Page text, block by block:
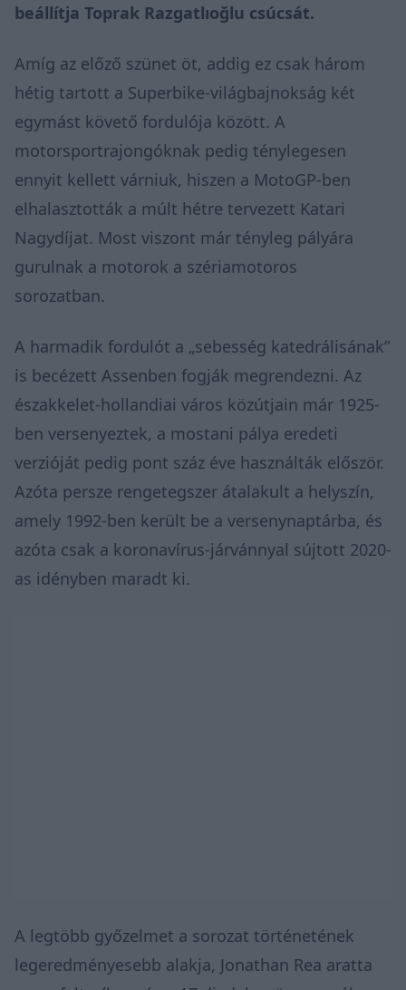
beállítja Toprak Razgatlıoğlu csúcsát.
Amíg az előző szünet öt, addig ez csak három
hétig tartott a Superbike-világbajnokság két
egymást követő fordulója között. A
motorsportrajongóknak pedig ténylegesen
ennyit kellett várniuk, hiszen a MotoGP-ben
elhalasztották a múlt hétre tervezett Katari
Nagydíjat. Most viszont már tényleg pályára
gurulnak a motorok a szériamotoros
sorozatban.
A harmadik fordulót a „sebesség katedrálisának”
is becézett Assenben fogják megrendezni. Az
északkelet-hollandiai város közútjain már 1925-
ben versenyeztek, a mostani pálya eredeti
verzióját pedig pont száz éve használták először.
Azóta persze rengetegszer átalakult a helyszín,
amely 1992-ben került be a versenynaptárba, és
azóta csak a koronavírus-járvánnyal sújtott 2020-
as idényben maradt ki.
A legtöbb győzelmet a sorozat történetének
legeredményesebb alakja, Jonathan Rea aratta